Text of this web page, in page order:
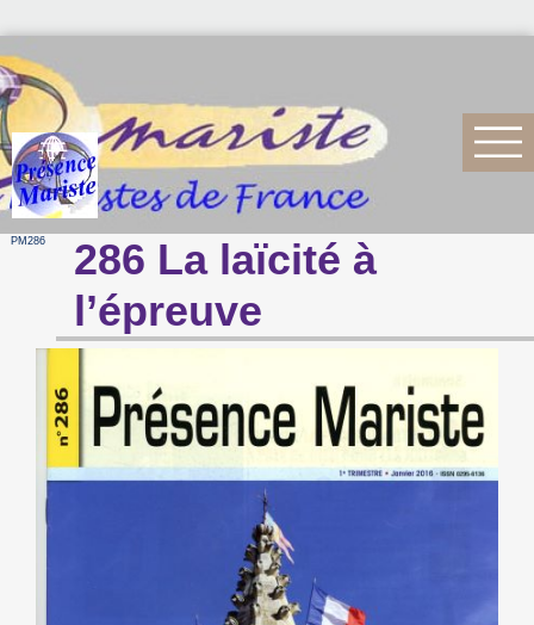
PM286
286 La laïcité à
l’épreuve